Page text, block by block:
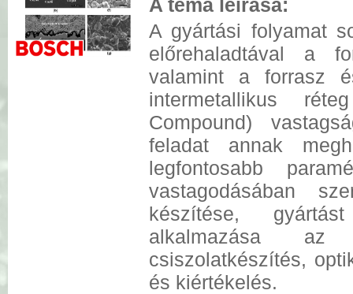
A téma leírása:
A gyártási folyamat
előrehaladtával a
valamint a forrasz
intermetallikus
Compound)
feladat annak
legfontosabb
vastagodásában
készítése,
alkalmazása az
csiszolatkészítés,
és kiértékelés.